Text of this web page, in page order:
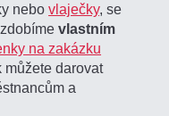
nebovlaječky, se
vlastním
na zakázku
můžete darovat
a